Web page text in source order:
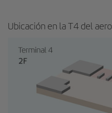
Ubicación en la T4 del